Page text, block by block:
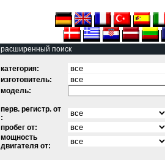
расширенный поиск
категория:
изготовитель:
модель:
перв. регистр. от
:
пробег от:
мощность
двигателя от: